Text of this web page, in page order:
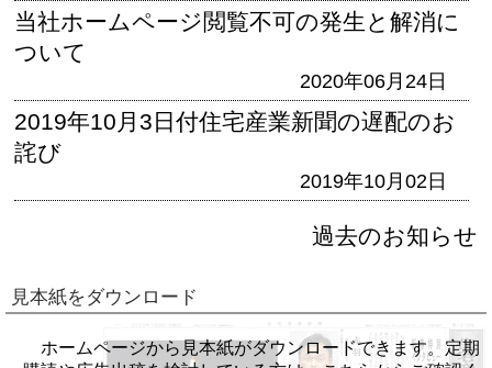
当社ホームページ閲覧不可の発生と解消に
ついて
2020年06月24日
2019年10月3日付住宅産業新聞の遅配のお
詫び
2019年10月02日
過去のお知らせ
見本紙をダウンロード
ホームページから見本紙がダウンロードできます。定期